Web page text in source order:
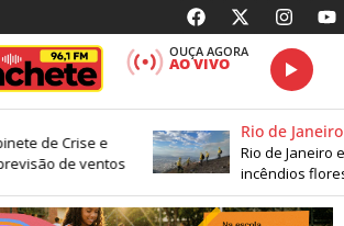
OUÇA AGORA
AO VIVO
de Crise e
de ventos
Rio de Janeiro
Rio de Janeiro
incêndios